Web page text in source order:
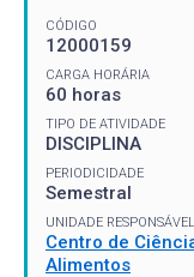
CÓDIGO
12000159
CARGA HORÁRIA
60 horas
TIPO DE ATIVIDADE
DISCIPLINA
PERIODICIDADE
Semestral
UNIDADE RESPONSÁVEL
Centro de
Alimentos